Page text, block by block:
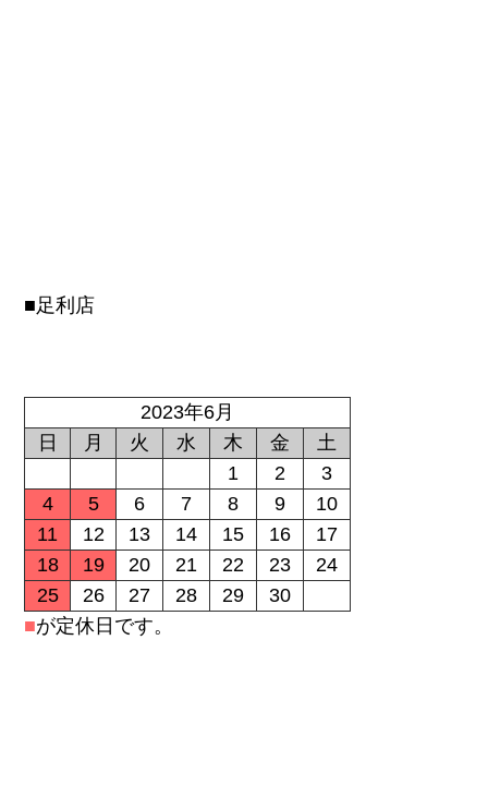
■足利店
2023年6月
日
月 火 水 木 金
土
1
2
3
4
5 6 7 8 9
10
11
12 13 14 15 16
17
18
19 20 21 22 23
24
25
26 27 28 29
30
■が定休日です。